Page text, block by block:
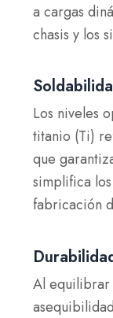
a cargas
chasis y los
Los niveles
titanio (Ti)
que
simplifica
fabricación
Al